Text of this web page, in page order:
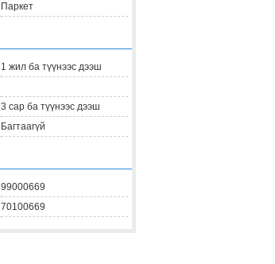
Паркет
1 жил ба түүнээс дээш
3 сар ба түүнээс дээш
Багтаагүй
99000669
70100669